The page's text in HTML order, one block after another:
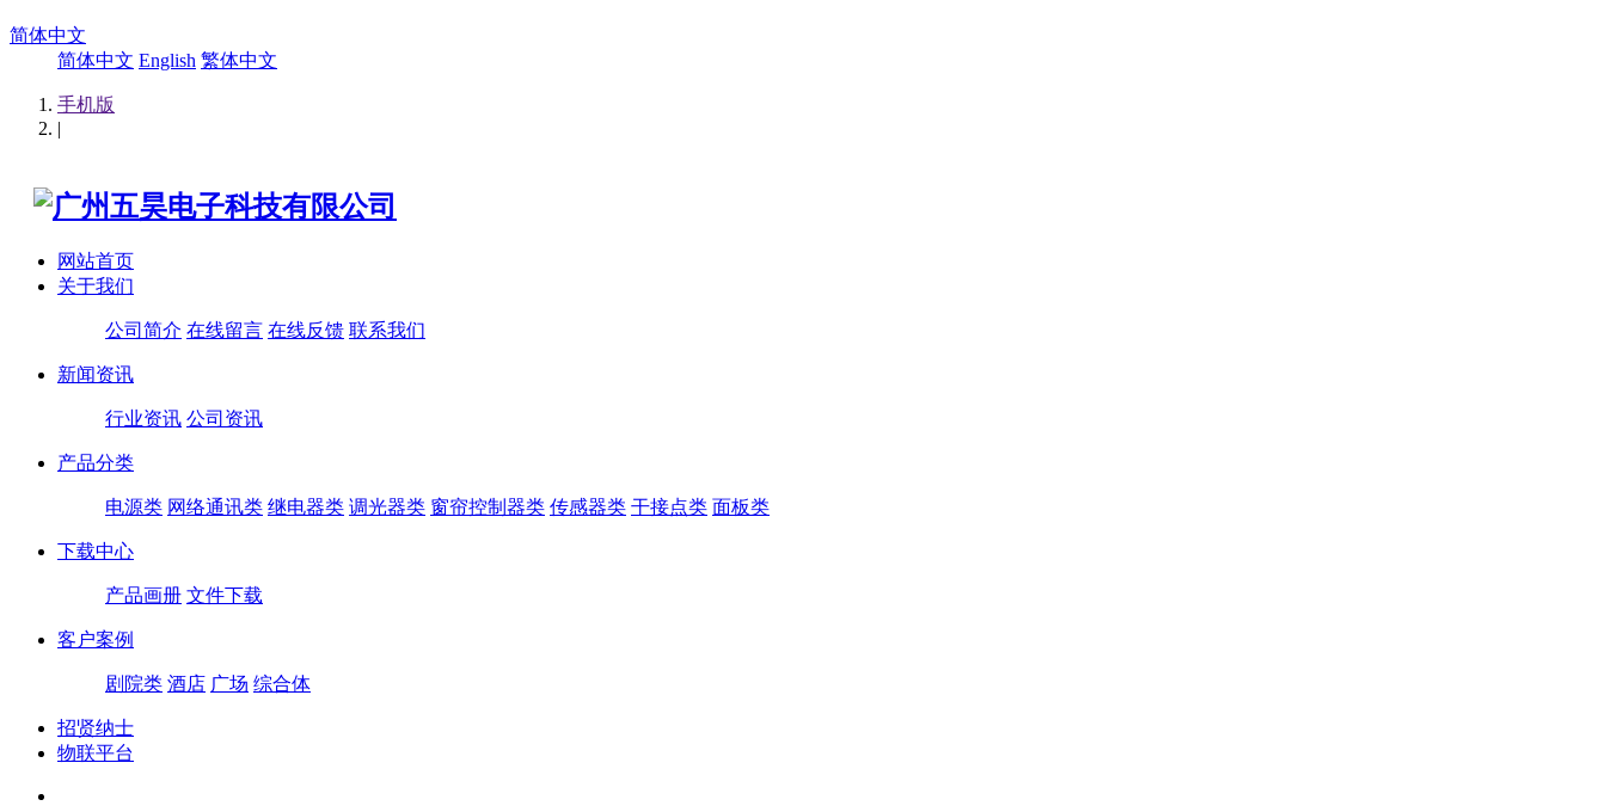
简体中文
简体中文 English 繁体中文
手机版
|
网站首页
关于我们
公司简介 在线留言 在线反馈 联系我们
新闻资讯
行业资讯 公司资讯
产品分类
电源类 网络通讯类 继电器类 调光器类 窗帘控制器类 传感器类 干接点类 面板类
下载中心
产品画册 文件下载
客户案例
剧院类 酒店 广场 综合体
招贤纳士
物联平台